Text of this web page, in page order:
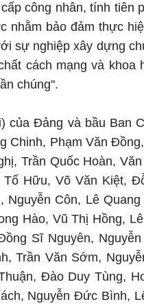
công nhân, tính
nhằm bảo đảm thực
sự nghiệp xây dựng
cách mạng và khoa
chúng".
của Đảng và bầu Ban
Chinh, Phạm Văn
Trần Quốc Hoàn,
Hữu, Võ Văn Kiệt,
Côn, Lê
Hào, Vũ Thị Hồng,
Sĩ Nguyên,
Trần Văn Sớm,
Đào Duy Tùng,
Nguyễn Đức Bình,